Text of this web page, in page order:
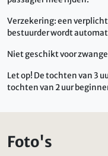
Verzekering: een
bestuurder wordt
Niet geschikt voor
Let op! De tochten van 3
tochten van 2 uur
Foto's